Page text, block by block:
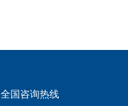
全国咨询热线